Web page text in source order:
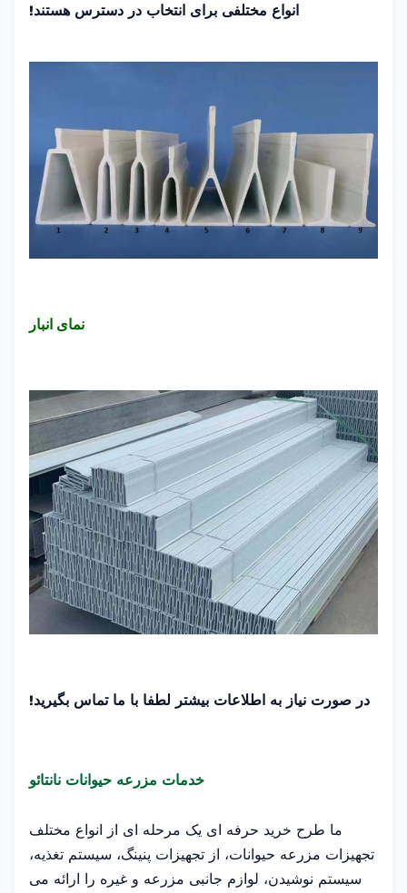
انواع مختلفی برای انتخاب در دسترس هستند!
نمای انبار
در صورت نیاز به اطلاعات بیشتر لطفا با ما تماس بگیرید!
خدمات مزرعه حیوانات نانتائو
ما طرح خرید حرفه ای یک مرحله ای از انواع مختلف
تجهیزات مزرعه حیوانات، از تجهیزات پنینگ، سیستم تغذیه،
سیستم نوشیدن، لوازم جانبی مزرعه و غیره را ارائه می